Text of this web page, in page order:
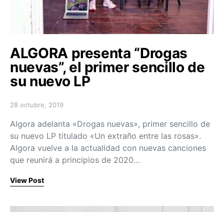
ALGORA presenta “Drogas
nuevas”, el primer sencillo de
su nuevo LP
Posted on
28 octubre, 2019
Algora adelanta «Drogas nuevas», primer sencillo de
su nuevo LP titulado «Un extraño entre las rosas».
Algora vuelve a la actualidad con nuevas canciones
que reunirá a principios de 2020…
View Post